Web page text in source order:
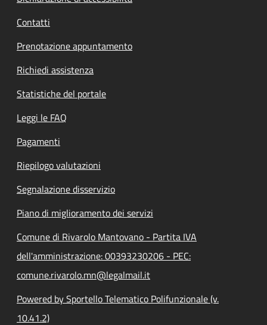
Contatti
Prenotazione appuntamento
Richiedi assistenza
Statistiche del portale
Leggi le FAQ
Pagamenti
Riepilogo valutazioni
Segnalazione disservizio
Piano di miglioramento dei servizi
Comune di Rivarolo Mantovano - Partita IVA
dell'amministrazione: 00393230206 - PEC:
comune.rivarolo.mn@legalmail.it
Powered by Sportello Telematico Polifunzionale (v.
10.41.2)